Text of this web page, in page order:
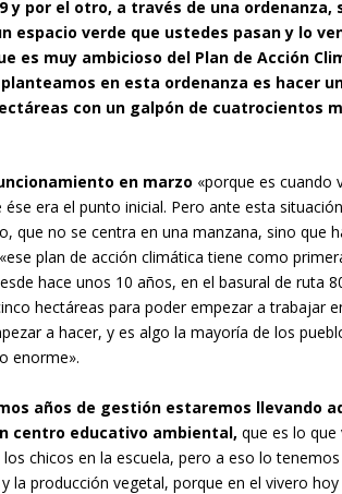
y por el otro, a través de una ordenanza,
espacio verde que ustedes pasan y lo
es muy ambicioso del Plan de Acción
en esta ordenanza es hacer
con un galpón de cuatrocientos
en marzo «porque es cuando
era el punto inicial. Pero ante esta
que no se centra en una manzana, sino que
plan de acción climática tiene como
hace unos 10 años, en el basural de ruta
hectáreas para poder empezar a trabajar
a hacer, y es algo la mayoría de los
enorme».
años de gestión estaremos llevando
centro educativo ambiental, que es lo que
chicos en la escuela, pero a eso lo
la producción vegetal, porque en el vivero